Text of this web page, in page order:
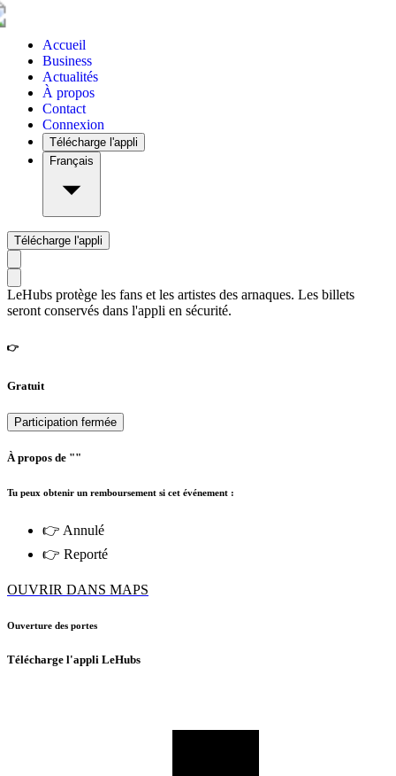
Accueil
Business
Actualités
À propos
Contact
Connexion
Télécharge l'appli
Français
Télécharge l'appli
LeHubs protège les fans et les artistes des arnaques. Les billets
seront conservés dans l'appli en sécurité.
👉
Gratuit
Participation fermée
À propos de ""
Tu peux obtenir un remboursement si cet événement :
👉 Annulé
👉 Reporté
OUVRIR DANS MAPS
Ouverture des portes
Télécharge l'appli LeHubs